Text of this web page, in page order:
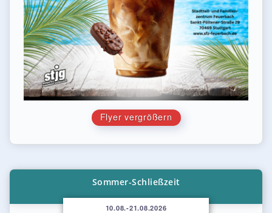
Flyer vergrößern
Sommer-Schließzeit
10.08.-21.08.2026